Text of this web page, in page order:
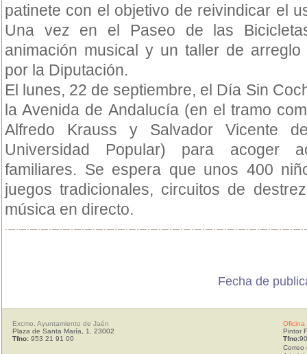
patinete con el objetivo de reivindicar el
Una vez en el Paseo de las
animación musical y un taller de
por la Diputación.
El lunes, 22 de septiembre, el Día Sin
la Avenida de Andalucía (en el tramo
Alfredo Krauss y Salvador Vicente
Universidad Popular) para acoger
familiares. Se espera que unos 400
juegos tradicionales, circuitos de
música en directo.
Fecha de
Excmo. Ayuntamiento de Jaén
Plaza de Santa María, 1. 23002
Tfno: 953 21 91 00
Oficina
Pintor
Tfno:
Correo